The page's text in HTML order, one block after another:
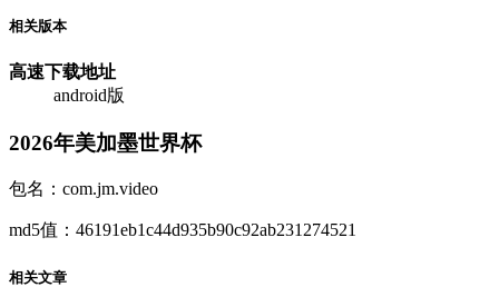
相关版本
高速下载地址
android版
2026年美加墨世界杯
包名：com.jm.video
md5值：46191eb1c44d935b90c92ab231274521
相关文章